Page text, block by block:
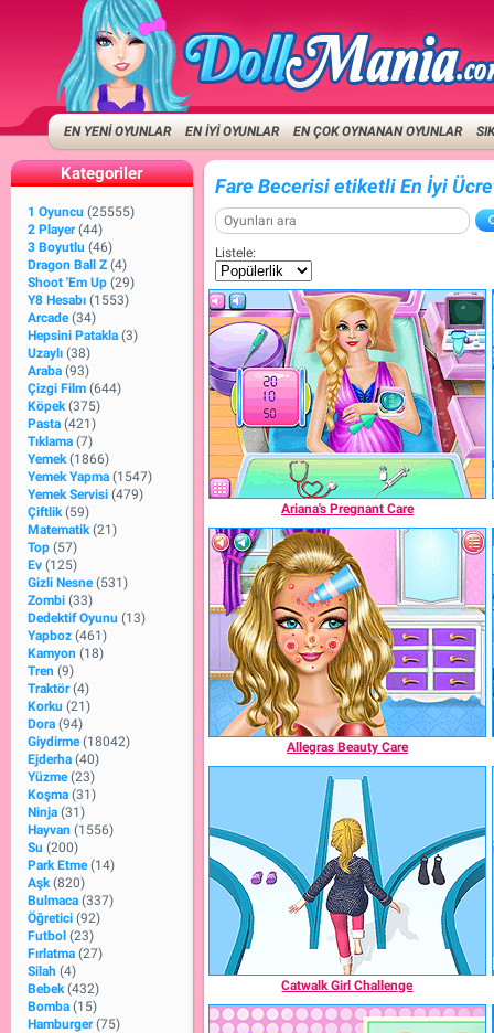
EN YENİ OYUNLAR EN İYİ OYUNLAR EN ÇOK OYNANAN OYUNLAR
Kategoriler
1 Oyuncu (25555)
2 Player (44)
3 Boyutlu (46)
Dragon Ball Z (4)
Shoot 'Em Up (29)
Y8 Hesabı (1553)
Arcade (34)
Hepsini Patakla (3)
Uzaylı (38)
Araba (93)
Çizgi Film (644)
Köpek (375)
Pasta (421)
Tıklama (7)
Yemek (1866)
Yemek Yapma (1547)
Yemek Servisi (479)
Çiftlik (59)
Matematik (21)
Top (57)
Ev (125)
Gizli Nesne (531)
Zombi (33)
Dedektif Oyunu (13)
Yapboz (461)
Kamyon (18)
Tren (9)
Traktör (4)
Korku (21)
Dora (94)
Giydirme (18042)
Ejderha (40)
Yüzme (23)
Koşma (31)
Ninja (31)
Hayvan (1556)
Su (200)
Park Etme (14)
Aşk (820)
Bulmaca (337)
Öğretici (92)
Futbol (23)
Fırlatma (27)
Silah (4)
Bebek (432)
Bomba (15)
Hamburger (75)
Fare Becerisi etiketli En İyi
Listele:
Ariana's Pregnant Care
Allegras Beauty Care
Catwalk Girl Challenge